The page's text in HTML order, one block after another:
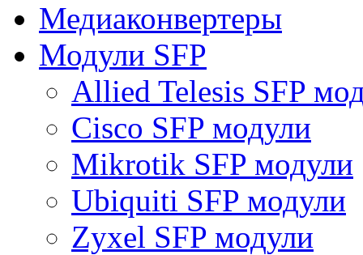
Медиаконвертеры
Модули SFP
Allied Telesis SFP
Cisco SFP модули
Mikrotik SFP модули
Ubiquiti SFP модули
Zyxel SFP модули